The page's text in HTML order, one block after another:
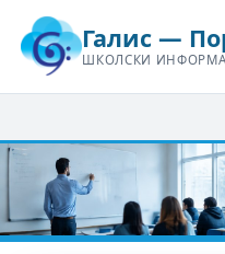
Галис —
ШКОЛСКИ